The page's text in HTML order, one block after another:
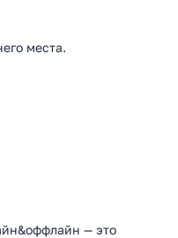
места.
— это